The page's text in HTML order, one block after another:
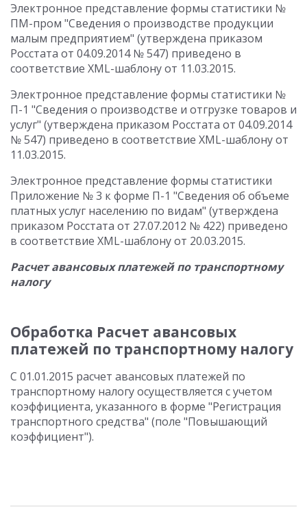
Электронное представление формы статистики №
ПМ-пром "Сведения о производстве продукции
малым предприятием" (утверждена приказом
Росстата от 04.09.2014 № 547) приведено в
соответствие XML-шаблону от 11.03.2015.
Электронное представление формы статистики №
П-1 "Сведения о производстве и отгрузке товаров и
услуг" (утверждена приказом Росстата от 04.09.2014
№ 547) приведено в соответствие XML-шаблону от
11.03.2015.
Электронное представление формы статистики
Приложение № 3 к форме П-1 "Сведения об объеме
платных услуг населению по видам" (утверждена
приказом Росстата от 27.07.2012 № 422) приведено
в соответствие XML-шаблону от 20.03.2015.
Расчет авансовых платежей по транспортному
налогу
Обработка Расчет авансовых
платежей по транспортному налогу
С 01.01.2015 расчет авансовых платежей по
транспортному налогу осуществляется с учетом
коэффициента, указанного в форме "Регистрация
транспортного средства" (поле "Повышающий
коэффициент").